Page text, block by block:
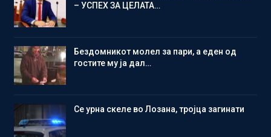
– УСПЕХ ЗА ЦЕЛАТА…
Бездомникот молел за пари, а еден од
гостите му ја дал…
Се урна скеле во Лозана, тројца загинати